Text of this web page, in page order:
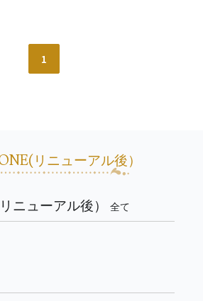
1
リニューアル後）
ニューアル後） 全て